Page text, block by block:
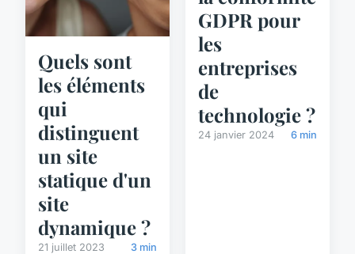
Quels sont
les éléments
qui
distinguent
un site
statique d'un
site
dynamique ?
21 juillet 2023 3 min
GDPR pour
les
entreprises
de
technologie ?
24 janvier 2024 6 min